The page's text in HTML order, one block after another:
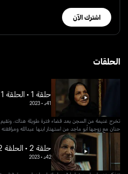
اشترك الآن
الحلقات
حلقة 1 • الحلقة 1
41د •
2023
تخرج غنيمة من السجن بعد قضاء فترة طويلة هناك، وتقيم
حنان مع زوجها أبو ماجد من استهتار ابنها عبدالله
حلقة 2 • الحلقة 2
42د •
2023